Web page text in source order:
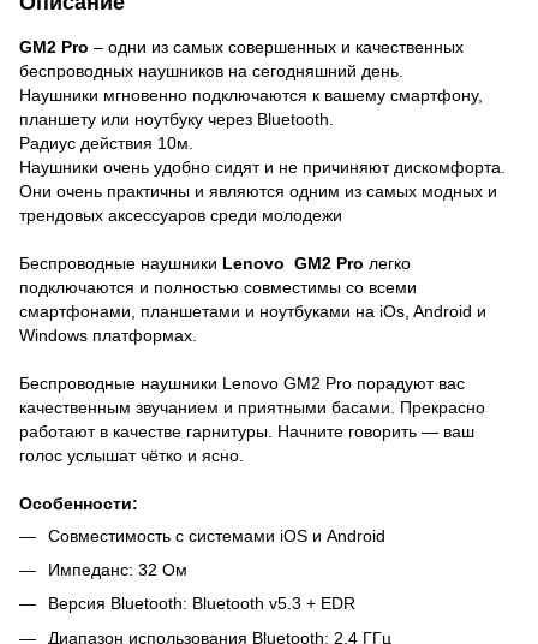
GM2 Pro – одни из самых совершенных и качественных
беспроводных наушников на сегодняшний день.
Наушники мгновенно подключаются к вашему смартфону,
планшету или ноутбуку через Bluetooth.
Радиус действия 10м.
Наушники очень удобно сидят и не причиняют дискомфорта.
Они очень практичны и являются одним из самых модных и
трендовых аксессуаров среди молодежи
Беспроводные наушники Lenovo GM2 Pro легко
подключаются и полностью совместимы со всеми
смартфонами, планшетами и ноутбуками на iOs, Android и
Windows платформах.
Беспроводные наушники Lenovo GM2 Pro порадуют вас
качественным звучанием и приятными басами. Прекрасно
работают в качестве гарнитуры. Начните говорить — ваш
голос услышат чётко и ясно.
Особенности:
Совместимость с системами iOS и Android
Импеданс: 32 Ом
Версия Bluetooth: Bluetooth v5.3 + EDR
Диапазон использования Bluetooth: 2,4 ГГц